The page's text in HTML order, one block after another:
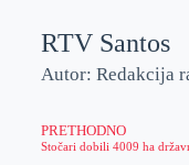
RTV Santos
Autor: Redakcija
PRETHODNO